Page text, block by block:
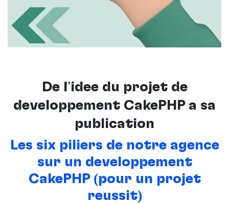
De l’idée du projet de
développement CakePHP à sa
publication
Les six piliers de notre agence
sur un développement
CakePHP (pour un projet
réussit)